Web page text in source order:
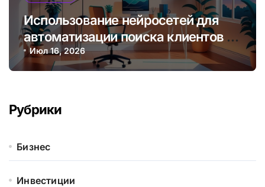
Использование нейросетей для
автоматизации поиска клиентов и
управления проектами
фрилансера
Июл 16, 2026
Рубрики
Бизнес
Инвестиции